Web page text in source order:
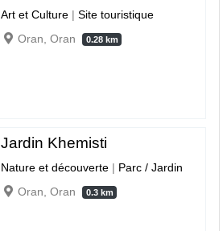
Art et Culture |Site touristique
Oran, Oran
0.28 km
Jardin Khemisti
Nature et découverte | Parc / Jardin
Oran, Oran
0.3 km